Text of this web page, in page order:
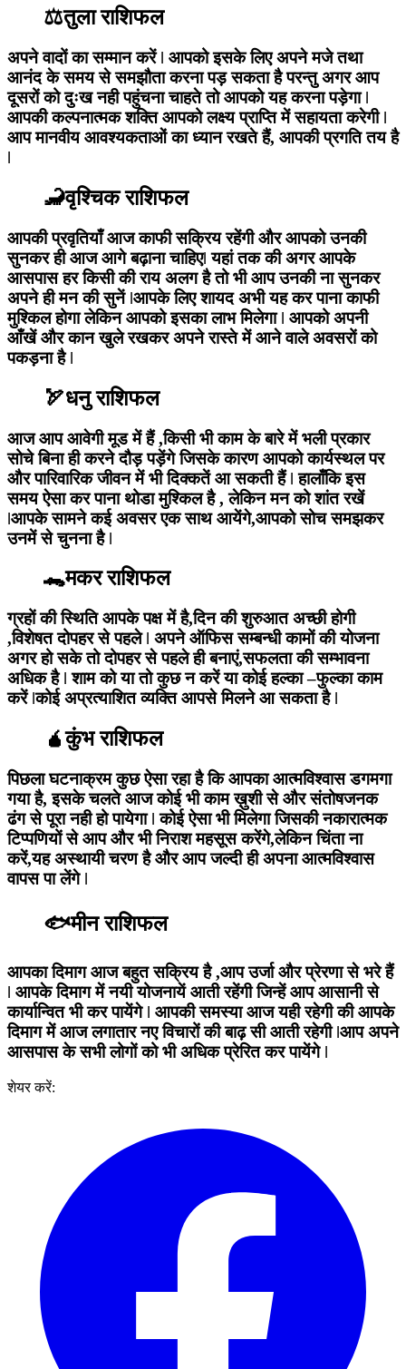
⚖️तुला राशिफल
अपने वादों का सम्मान करें ǀ आपको इसके लिए अपने मजे तथा
आनंद के समय से समझौता करना पड़ सकता है परन्तु अगर आप
दूसरों को दुःख नही पहुंचना चाहते तो आपको यह करना पड़ेगा ǀ
आपकी कल्पनात्मक शक्ति आपको लक्ष्य प्राप्ति में सहायता करेगी ǀ
आप मानवीय आवश्यकताओं का ध्यान रखते हैं, आपकी प्रगति तय है
ǀ
🦂वृश्चिक राशिफल
आपकी प्रवृतियाँ आज काफी सक्रिय रहेंगी और आपको उनकी
सुनकर ही आज आगे बढ़ाना चाहिएǀ यहां तक की अगर आपके
आसपास हर किसी की राय अलग है तो भी आप उनकी ना सुनकर
अपने ही मन की सुनें ǀआपके लिए शायद अभी यह कर पाना काफी
मुश्किल होगा लेकिन आपको इसका लाभ मिलेगा ǀ आपको अपनी
आँखें और कान खुले रखकर अपने रास्ते में आने वाले अवसरों को
पकड़ना है ǀ
🏹धनु राशिफल
आज आप आवेगी मूड में हैं ,किसी भी काम के बारे में भली प्रकार
सोचे बिना ही करने दौड़ पड़ेंगे जिसके कारण आपको कार्यस्थल पर
और पारिवारिक जीवन में भी दिक्कतें आ सकती हैं ǀ हालाँकि इस
समय ऐसा कर पाना थोडा मुश्किल है , लेकिन मन को शांत रखें
ǀआपके सामने कई अवसर एक साथ आयेंगे,आपको सोच समझकर
उनमें से चुनना है ǀ
🐊मकर राशिफल
ग्रहों की स्थिति आपके पक्ष में है,दिन की शुरुआत अच्छी होगी
,विशेषत दोपहर से पहले ǀ अपने ऑफिस सम्बन्धी कामों की योजना
अगर हो सके तो दोपहर से पहले ही बनाएं,सफलता की सम्भावना
अधिक है ǀ शाम को या तो कुछ न करें या कोई हल्का –फुल्का काम
करें ǀकोई अप्रत्याशित व्यक्ति आपसे मिलने आ सकता है ǀ
🧉कुंभ राशिफल
पिछला घटनाक्रम कुछ ऐसा रहा है कि आपका आत्मविश्वास डगमगा
गया है, इसके चलते आज कोई भी काम ख़ुशी से और संतोषजनक
ढंग से पूरा नही हो पायेगा ǀ कोई ऐसा भी मिलेगा जिसकी नकारात्मक
टिप्पणियों से आप और भी निराश महसूस करेंगे,लेकिन चिंता ना
करें,यह अस्थायी चरण है और आप जल्दी ही अपना आत्मविश्वास
वापस पा लेंगे ǀ
🐟मीन राशिफल
आपका दिमाग आज बहुत सक्रिय है ,आप उर्जा और प्रेरणा से भरे हैं
ǀ आपके दिमाग में नयी योजनायें आती रहेंगी जिन्हें आप आसानी से
कार्यान्वित भी कर पायेंगे ǀ आपकी समस्या आज यही रहेगी की आपके
दिमाग में आज लगातार नए विचारों की बाढ़ सी आती रहेगी ǀआप अपने
आसपास के सभी लोगों को भी अधिक प्रेरित कर पायेंगे ǀ
शेयर करें: